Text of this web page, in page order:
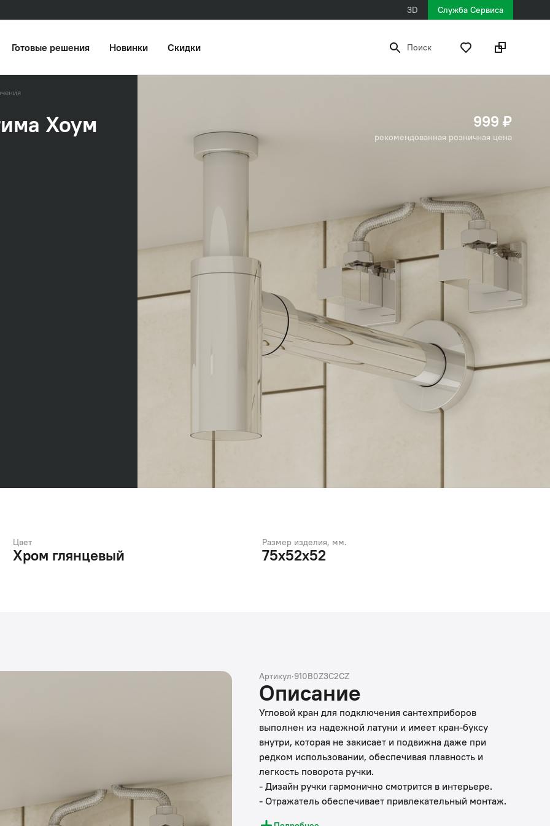
3D Служба Сервиса
Готовые решения Новинки Скидки Поиск
Хоум 999 ₽
рекомендованная розничная цена
Цвет
Хром глянцевый
Размер изделия, мм.
75x52x52
Артикул·910B0Z3C2CZ
Описание
Угловой кран для подключения сантехприборов
выполнен из надежной латуни и имеет кран-буксу
внутри, которая не закисает и подвижна даже при
редком использовании, обеспечивая плавность и
легкость поворота ручки.
- Дизайн ручки гармонично смотрится в интерьере.
- Отражатель обеспечивает привлекательный монтаж.